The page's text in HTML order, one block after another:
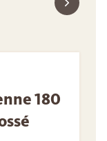
180